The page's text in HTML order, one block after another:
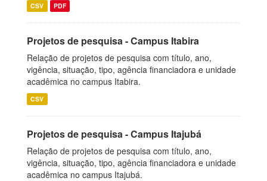
CSV PDF
Projetos de pesquisa - Campus Itabira
Relação de projetos de pesquisa com título, ano,
vigência, situação, tipo, agência financiadora e unidade
acadêmica no campus Itabira.
CSV
Projetos de pesquisa - Campus Itajubá
Relação de projetos de pesquisa com título, ano,
vigência, situação, tipo, agência financiadora e unidade
acadêmica no campus Itajubá.